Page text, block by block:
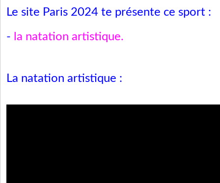
Le site Paris 2024 te présente ce sport :
- la natation artistique.
La natation artistique :